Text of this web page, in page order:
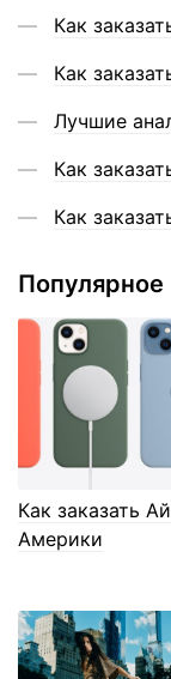
Как
Как
Лучшие
Как
Как
Популярное
Как заказать
Америки